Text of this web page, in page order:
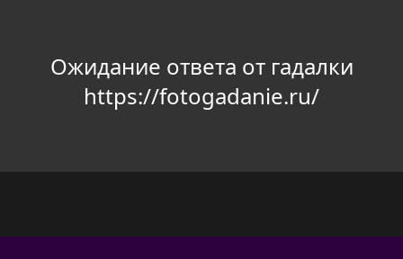
Ожидание ответа от гадалки
https://fotogadanie.ru/